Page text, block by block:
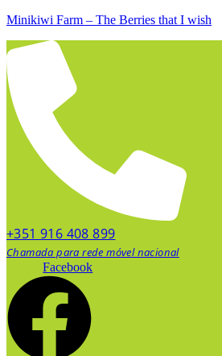
Minikiwi Farm – The Berries that I wish
+351 916 408 899
Chamada para rede móvel nacional
Facebook